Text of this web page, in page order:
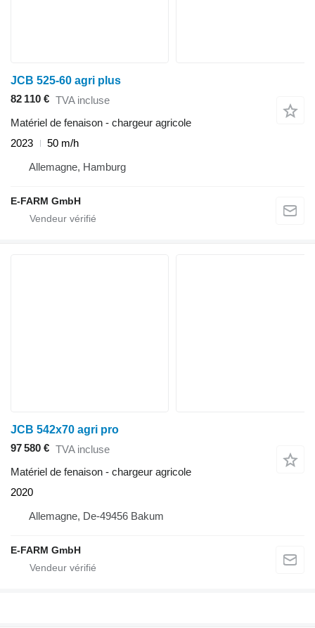
JCB 525-60 agri plus
82 110 € TVA incluse
Matériel de fenaison - chargeur agricole
2023
50 m/h
Allemagne, Hamburg
E-FARM GmbH
JCB 542x70 agri pro
97 580 € TVA incluse
Matériel de fenaison - chargeur agricole
2020
Allemagne, De-49456 Bakum
E-FARM GmbH